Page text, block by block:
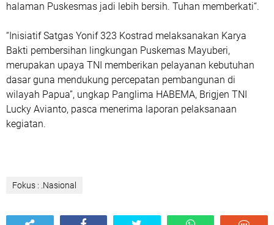
halaman Puskesmas jadi lebih bersih. Tuhan memberkati“.
“Inisiatif Satgas Yonif 323 Kostrad melaksanakan Karya
Bakti pembersihan lingkungan Puskemas Mayuberi,
merupakan upaya TNI memberikan pelayanan kebutuhan
dasar guna mendukung percepatan pembangunan di
wilayah Papua”, ungkap Panglima HABEMA, Brigjen TNI
Lucky Avianto, pasca menerima laporan pelaksanaan
kegiatan.
Fokus : .Nasional